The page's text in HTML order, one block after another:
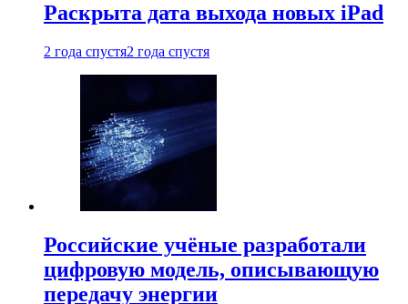
Раскрыта дата выхода новых iPad
2 года спустя2 года спустя
Российские учёные разработали
цифровую модель, описывающую
передачу энергии